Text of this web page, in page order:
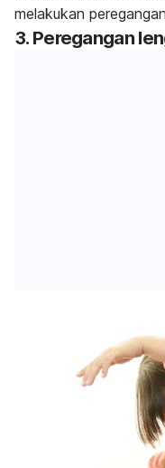
melakukan
3. Peregangan